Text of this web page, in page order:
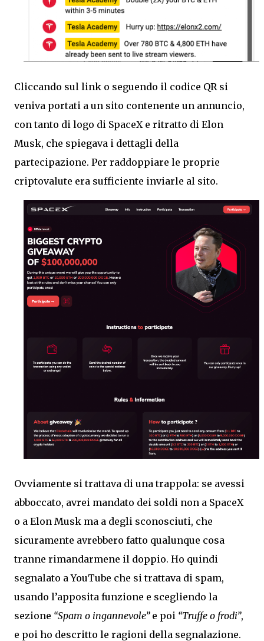
Cliccando sul link o seguendo il codice QR si
veniva portati a un sito contenente un annuncio,
con tanto di logo di SpaceX e ritratto di Elon
Musk, che spiegava i dettagli della
partecipazione. Per raddoppiare le proprie
criptovalute era sufficiente inviarle al sito.
Ovviamente si trattava di una trappola: se avessi
abboccato, avrei mandato dei soldi non a SpaceX
o a Elon Musk ma a degli sconosciuti, che
sicuramente avrebbero fatto qualunque cosa
tranne rimandarmene il doppio. Ho quindi
segnalato a YouTube che si trattava di spam,
usando l’apposita funzione e scegliendo la
sezione “Spam o ingannevole”e poi “Truffe o frodi”,
e poi ho descritto le ragioni della segnalazione.